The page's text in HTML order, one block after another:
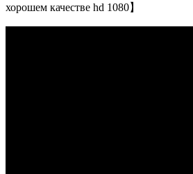
хорошем качестве hd 1080】